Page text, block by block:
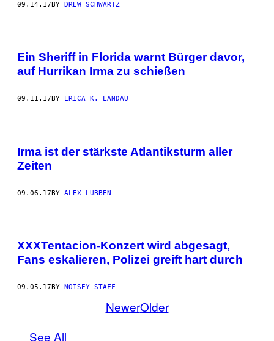
09.14.17BY DREW SCHWARTZ
Ein Sheriff in Florida warnt Bürger davor,
auf Hurrikan Irma zu schießen
09.11.17 BY ERICA K. LANDAU
Irma ist der stärkste Atlantiksturm aller
Zeiten
09.06.17BY ALEX LUBBEN
XXXTentacion-Konzert wird abgesagt,
Fans eskalieren, Polizei greift hart durch
09.05.17 BY NOISEY STAFF
NewerOlder
See All